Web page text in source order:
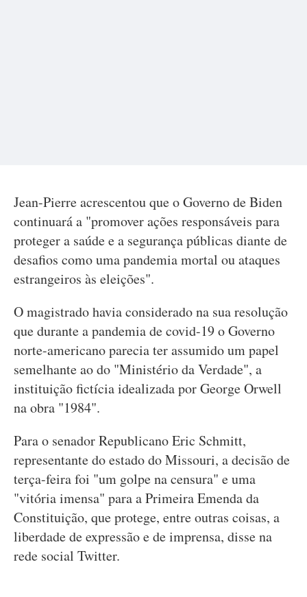
Jean-Pierre acrescentou que o Governo de Biden
continuará a "promover ações responsáveis para
proteger a saúde e a segurança públicas diante de
desafios como uma pandemia mortal ou ataques
estrangeiros às eleições".
O magistrado havia considerado na sua resolução
que durante a pandemia de covid-19 o Governo
norte-americano parecia ter assumido um papel
semelhante ao do "Ministério da Verdade", a
instituição fictícia idealizada por George Orwell
na obra "1984".
Para o senador Republicano Eric Schmitt,
representante do estado do Missouri, a decisão de
terça-feira foi "um golpe na censura" e uma
"vitória imensa" para a Primeira Emenda da
Constituição, que protege, entre outras coisas, a
liberdade de expressão e de imprensa, disse na
rede social Twitter.